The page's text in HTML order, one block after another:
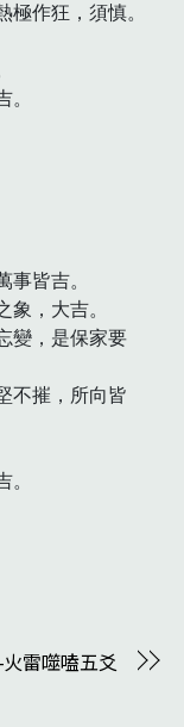
作狂，須慎。
皆吉。
，大吉。
變，是保家要
不摧，所向皆
雷噬嗑五爻